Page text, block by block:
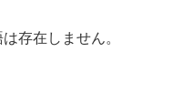
存在しません。